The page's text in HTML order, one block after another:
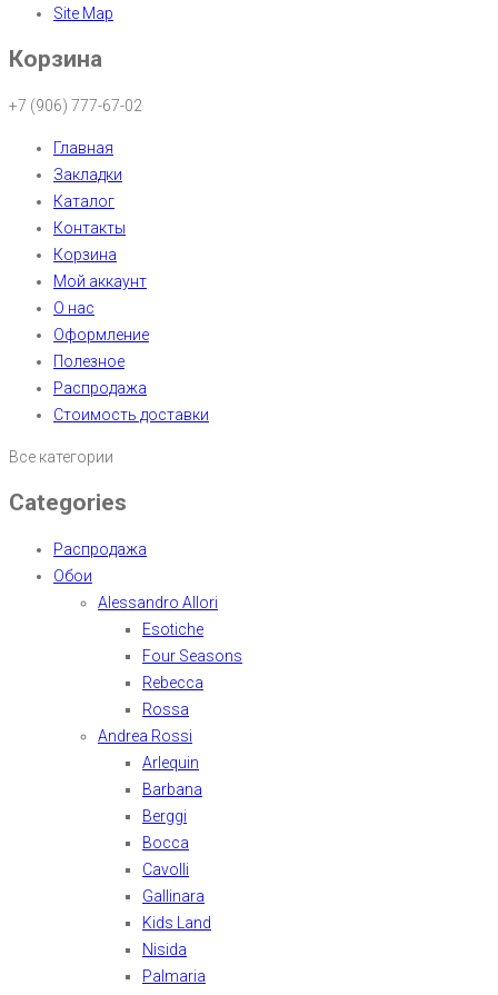
Site Map
Корзина
+7 (906) 777-67-02
Главная
Закладки
Каталог
Контакты
Корзина
Мой аккаунт
О нас
Оформление
Полезное
Распродажа
Стоимость доставки
Все категории
Categories
Распродажа
Обои
Alessandro Allori
Esotiche
Four Seasons
Rebecca
Rossa
Andrea Rossi
Arlequin
Barbana
Berggi
Bocca
Cavolli
Gallinara
Kids Land
Nisida
Palmaria